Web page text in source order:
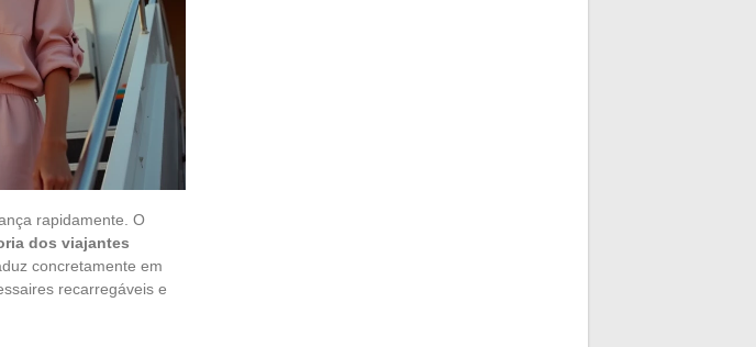
rapidamente. O
dos viajantes
concretamente em
recarregáveis e